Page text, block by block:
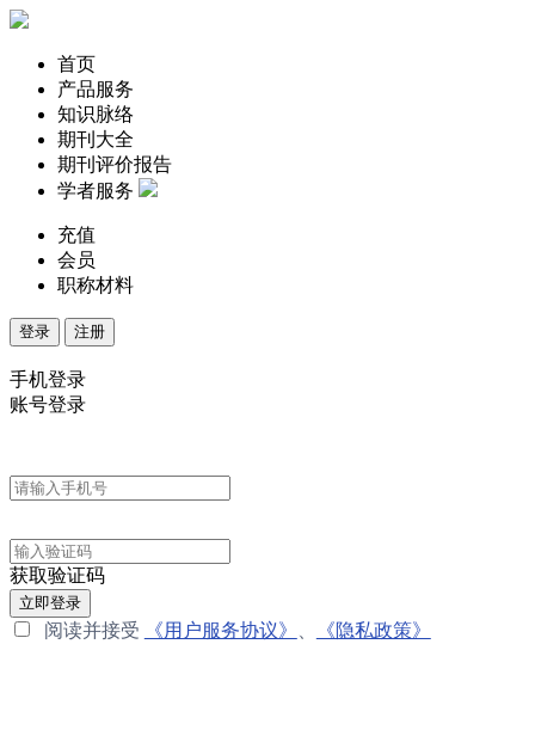
首页
产品服务
知识脉络
期刊大全
期刊评价报告
学者服务
充值
会员
职称材料
登录 注册
手机登录
账号登录
获取验证码
立即登录
阅读并接受 《用户服务协议》 《隐私政策》